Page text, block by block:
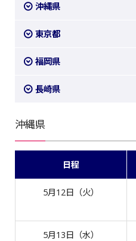
沖縄県
東京都
福岡県
長崎県
沖縄県
日程
5月12日（火）
5月13日（水）